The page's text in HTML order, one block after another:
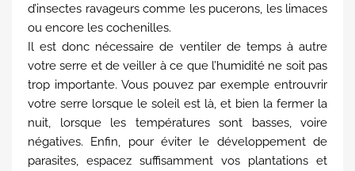
d’insectes ravageurs comme les pucerons, les limaces
ou encore les cochenilles.
Il est donc nécessaire de ventiler de temps à autre
votre serre et de veiller à ce que l’humidité ne soit pas
trop importante. Vous pouvez par exemple entrouvrir
votre serre lorsque le soleil est là, et bien la fermer la
nuit, lorsque les températures sont basses, voire
négatives. Enfin, pour éviter le développement de
parasites, espacez suffisamment vos plantations et